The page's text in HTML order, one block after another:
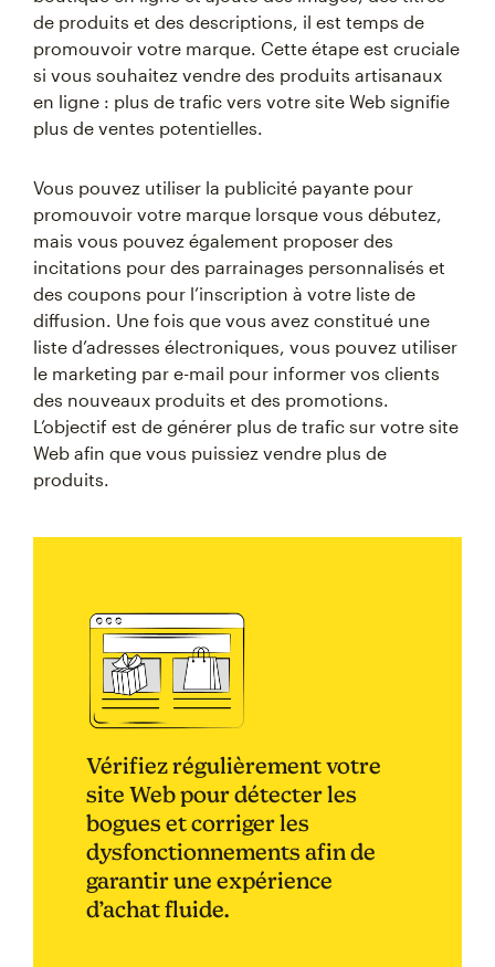
de produits et des descriptions, il est temps de
promouvoir votre marque. Cette étape est cruciale
si vous souhaitez vendre des produits artisanaux
en ligne : plus de trafic vers votre site Web signifie
plus de ventes potentielles.
Vous pouvez utiliser la publicité payante pour
promouvoir votre marque lorsque vous débutez,
mais vous pouvez également proposer des
incitations pour des parrainages personnalisés et
des coupons pour l’inscription à votre liste de
diffusion. Une fois que vous avez constitué une
liste d’adresses électroniques, vous pouvez utiliser
le marketing par e-mail pour informer vos clients
des nouveaux produits et des promotions.
L’objectif est de générer plus de trafic sur votre site
Web afin que vous puissiez vendre plus de
produits.
Vérifiez régulièrement votre
site Web pour détecter les
bogues et corriger les
dysfonctionnements afin de
garantir une expérience
d’achat fluide.